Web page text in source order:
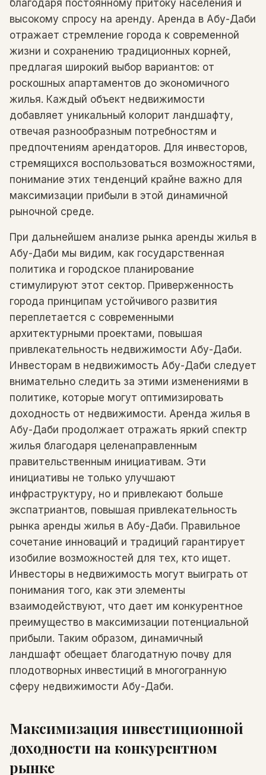
благодаря постоянному притоку населения и
высокому спросу на аренду. Аренда в Абу-Даби
отражает стремление города к современной
жизни и сохранению традиционных корней,
предлагая широкий выбор вариантов: от
роскошных апартаментов до экономичного
жилья. Каждый объект недвижимости
добавляет уникальный колорит ландшафту,
отвечая разнообразным потребностям и
предпочтениям арендаторов. Для инвесторов,
стремящихся воспользоваться возможностями,
понимание этих тенденций крайне важно для
максимизации прибыли в этой динамичной
рыночной среде.
При дальнейшем анализе рынка аренды жилья в
Абу-Даби мы видим, как государственная
политика и городское планирование
стимулируют этот сектор. Приверженность
города принципам устойчивого развития
переплетается с современными
архитектурными проектами, повышая
привлекательность недвижимости Абу-Даби.
Инвесторам в недвижимость Абу-Даби следует
внимательно следить за этими изменениями в
политике, которые могут оптимизировать
доходность от недвижимости. Аренда жилья в
Абу-Даби продолжает отражать яркий спектр
жилья благодаря целенаправленным
правительственным инициативам. Эти
инициативы не только улучшают
инфраструктуру, но и привлекают больше
экспатриантов, повышая привлекательность
рынка аренды жилья в Абу-Даби. Правильное
сочетание инноваций и традиций гарантирует
изобилие возможностей для тех, кто ищет.
Инвесторы в недвижимость могут выиграть от
понимания того, как эти элементы
взаимодействуют, что дает им конкурентное
преимущество в максимизации потенциальной
прибыли. Таким образом, динамичный
ландшафт обещает благодатную почву для
плодотворных инвестиций в многогранную
сферу недвижимости Абу-Даби.
Максимизация инвестиционной
доходности на конкурентном
рынке